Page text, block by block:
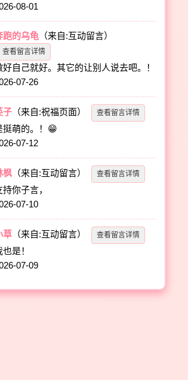
08-01
跑的乌龟 （来自:互动留言）
查看留言详情
好自己就好。其它的让别人说去吧。！
07-26
子 （来自:祝福页面） 查看留言详情
挺萌的。！😁
07-12
枫 （来自:互动留言） 查看留言详情
持你子言，
07-10
草 （来自:互动留言） 查看留言详情
也是！
07-09